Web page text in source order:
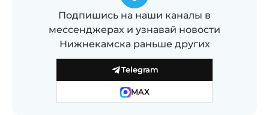
Подпишись на наши каналы в
мессенджерах и узнавай новости
Нижнекамска раньше других
Telegram
MAX